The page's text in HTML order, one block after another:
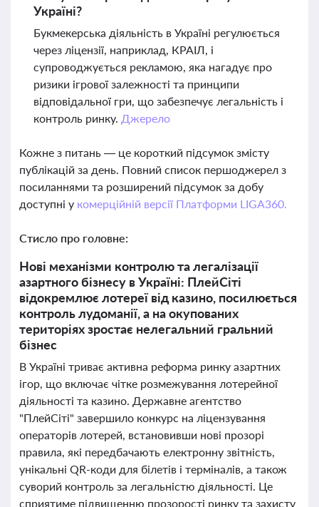
Україні?
Букмекерська діяльність в Україні регулюється
через ліцензії, наприклад, КРАІЛ, і
супроводжується рекламою, яка нагадує про
ризики ігрової залежності та принципи
відповідальної гри, що забезпечує легальність і
контроль ринку. Джерело
Кожне з питань — це короткий підсумок змісту
публікацій за день. Повний список першоджерел з
посиланнями та розширений підсумок за добу
доступні у комерційній версії Платформи LIGA360.
Стисло про головне:
Нові механізми контролю та легалізації
азартного бізнесу в Україні: ПлейСіті
відокремлює лотереї від казино, посилюється
контроль лудоманії, а на окупованих
територіях зростає нелегальний гральний
бізнес
В Україні триває активна реформа ринку азартних
ігор, що включає чітке розмежування лотерейної
діяльності та казино. Державне агентство
"ПлейСіті" завершило конкурс на ліцензування
операторів лотерей, встановивши нові прозорі
правила, які передбачають електронну звітність,
унікальні QR-коди для білетів і терміналів, а також
суворий контроль за легальністю діяльності. Це
сприятиме підвищенню прозорості ринку та захисту